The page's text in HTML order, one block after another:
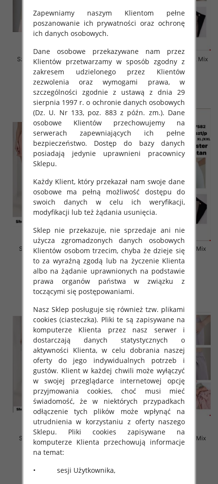
Szorty damskie Roz S-2XL, Mix
Kolor Paczka 12 szt
20.00 zł
szczegóły
Szorty damskie Roz S-2XL, Mix
Kolor Paczka 12 szt
19.00 zł
szczegóły
Szorty damskie Roz S-XL, Mix
Kolor Paczka 12 szt
18.00 zł
szczegóły
Szorty damskie Roz S-XL, Mix
Kolor Paczka 12 szt
18.00 zł
szczegóły
Szorty damskie Roz S-XL, Mix
Kolor Paczka 12 szt
szczegóły
Szorty damskie Roz S-XL, Mix
Kolor Paczka 12 szt
Zapewniamy naszym Klientom pełne
poszanowanie ich prywatności oraz ochronę
ich danych osobowych.
Dane osobowe przekazywane nam przez
Klientów przetwarzamy w sposób zgodny z
zakresem udzielonego przez Klientów
zezwolenia oraz wymogami prawa, w
szczególności zgodnie z ustawą z dnia 29
sierpnia 1997 r. o ochronie danych osobowych
(Dz. U. Nr 133, poz. 883 z późn. zm.). Dane
osobowe Klientów przechowujemy na
serwerach zapewniających ich pełne
bezpieczeństwo. Dostęp do bazy danych
posiadają jedynie uprawnieni pracownicy
Sklepu.
Każdy Klient, który przekazał nam swoje dane
osobowe ma pełną możliwość dostępu do
swoich danych w celu ich weryfikacji,
modyfikacji lub też żądania usunięcia.
Sklep nie przekazuje, nie sprzedaje ani nie
użycza zgromadzonych danych osobowych
Klientów osobom trzecim, chyba że dzieje się
to za wyraźną zgodą lub na życzenie Klienta
albo na żądanie uprawnionych na podstawie
prawa organów państwa w związku z
toczącymi się postępowaniami.
Nasz Sklep posługuje się również tzw. plikami
cookies (ciasteczka). Pliki te są zapisywane na
komputerze Klienta przez nasz serwer i
dostarczają danych statystycznych o
aktywności Klienta, w celu dobrania naszej
oferty do jego indywidualnych potrzeb i
gustów. Klient w każdej chwili może wyłączyć
w swojej przeglądarce internetowej opcję
przyjmowania cookies, choć musi mieć
świadomość, że w niektórych przypadkach
odłączenie tych plików może wpłynąć na
utrudnienia w korzystaniu z oferty naszego
Sklepu. Pliki cookies zapisywane na
komputerze Klienta przechowują informacje
na temat:
• sesji Użytkownika,